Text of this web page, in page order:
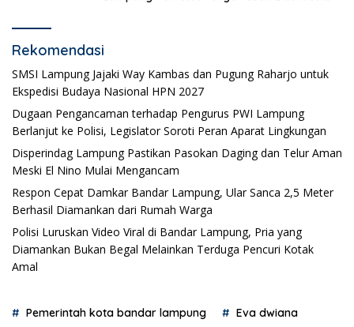
Rekomendasi
SMSI Lampung Jajaki Way Kambas dan Pugung Raharjo untuk
Ekspedisi Budaya Nasional HPN 2027
Dugaan Pengancaman terhadap Pengurus PWI Lampung
Berlanjut ke Polisi, Legislator Soroti Peran Aparat Lingkungan
Disperindag Lampung Pastikan Pasokan Daging dan Telur Aman
Meski El Nino Mulai Mengancam
Respon Cepat Damkar Bandar Lampung, Ular Sanca 2,5 Meter
Berhasil Diamankan dari Rumah Warga
Polisi Luruskan Video Viral di Bandar Lampung, Pria yang
Diamankan Bukan Begal Melainkan Terduga Pencuri Kotak
Amal
Pemerintah kota bandar lampung Eva dwiana